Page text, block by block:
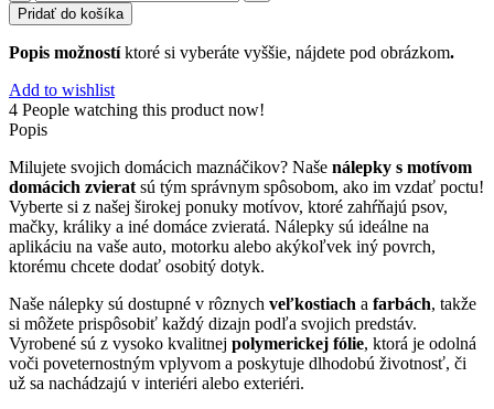
domáce
(31)
Pridať do košíka
Popis možnostíktoré si vyberáte vyššie, nájdete pod obrázkom.
Add to wishlist
4 People watching this product now!
Popis
Milujete svojich domácich maznáčikov? Naše nálepky s motívom
domácich zvierat sú tým správnym spôsobom, ako im vzdať poctu!
Vyberte si z našej širokej ponuky motívov, ktoré zahŕňajú psov,
mačky, králiky a iné domáce zvieratá. Nálepky sú ideálne na
aplikáciu na vaše auto, motorku alebo akýkoľvek iný povrch,
ktorému chcete dodať osobitý dotyk.
Naše nálepky sú dostupné v rôznych veľkostiach a farbách, takže
si môžete prispôsobiť každý dizajn podľa svojich predstáv.
Vyrobené sú z vysoko kvalitnej polymerickej fólie, ktorá je odolná
voči poveternostným vplyvom a poskytuje dlhodobú životnosť, či
už sa nachádzajú v interiéri alebo exteriéri.